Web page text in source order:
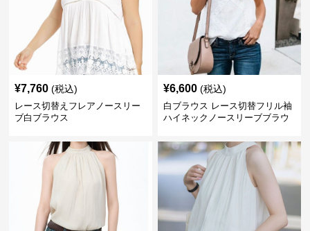
¥7,760 (税込)
レース切替えフレアノースリー
ブ白ブラウス
¥6,600 (税込)
白ブラウス レース切替フリル袖
ハイネックノースリーブブラウ